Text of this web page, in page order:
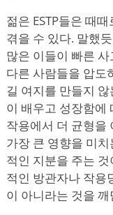
젊은 ESTP들은 때
겪을 수 있다. 말했
많은 이들이 빠른
다른 사람들을 압도
길 여지를 만들지
이 배우고 성장함에
작용에서 더 균형을
가장 큰 영향을 미
적인 지분을 주는
적인 방관자나 작용
이 아니라는 것을 깨